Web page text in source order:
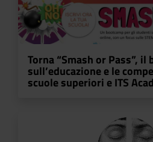
Torna “Smash or Pass”, il
sull’educazione e le
scuole superiori e ITS